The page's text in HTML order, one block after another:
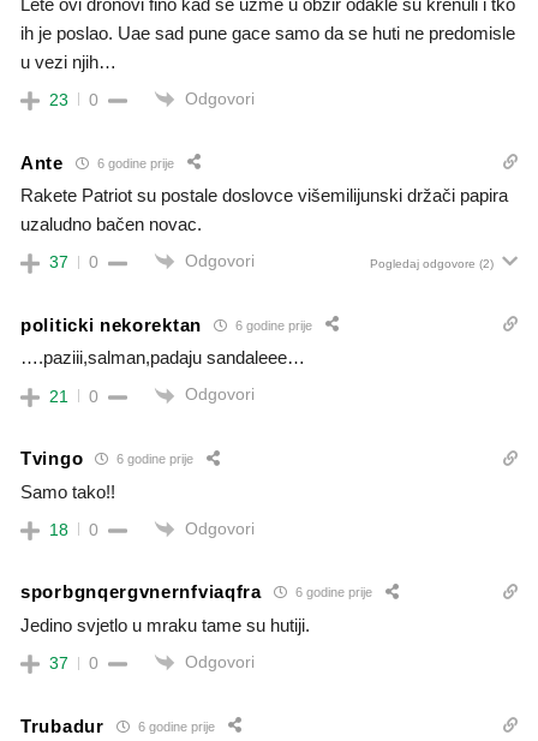
ih je poslao. Uae sad pune gace samo da se huti ne predomisle
u vezi njih…
23 0 Odgovori
Ante 6 godine prije
Rakete Patriot su postale doslovce višemilijunski držači papira
uzaludno bačen novac.
37 0 Odgovori Pogledaj odgovore (2)
politicki nekorektan 6 godine prije
….paziii,salman,padaju sandaleee…
21 0 Odgovori
Tvingo 6 godine prije
Samo tako!!
18 0 Odgovori
sporbgnqergvnernfviaqfra 6 godine prije
Jedino svjetlo u mraku tame su hutiji.
37 0 Odgovori
Trubadur 6 godine prije